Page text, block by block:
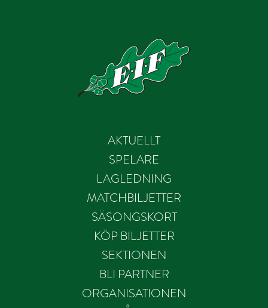
AKTUELLT
SPELARE
LAGLEDNING
MATCHBILJETTER
SÄSONGSKORT
KÖP BILJETTER
SEKTIONEN
BLI PARTNER
ORGANISATIONEN